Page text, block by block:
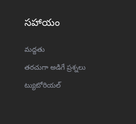
సహాయం
మద్దతు
తరచుగా అడిగే ప్రశ్నలు
ట్యుటోరియల్